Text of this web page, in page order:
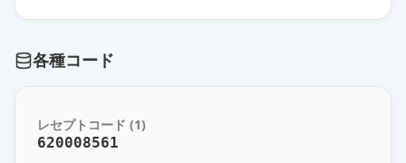
薬価 47.40 円
イ」
薬価 47.40 円
各種コード
レセプトコード (1)
620008561